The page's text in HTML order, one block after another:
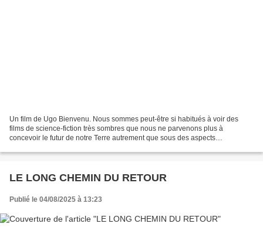
Un film de Ugo Bienvenu. Nous sommes peut-être si habitués à voir des
films de science-fiction très sombres que nous ne parvenons plus à
concevoir le futur de notre Terre autrement que sous des aspects
LE LONG CHEMIN DU RETOUR
Publié le 04/08/2025 à 13:23